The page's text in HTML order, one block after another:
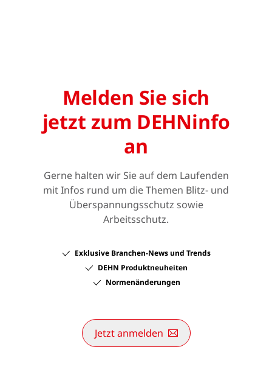
Melden Sie sich
jetzt zum DEHNinfo
an
Gerne halten wir Sie auf dem Laufenden
mit Infos rund um die Themen Blitz- und
Überspannungsschutz sowie
Arbeitsschutz.
Exklusive Branchen-News und Trends
DEHN Produktneuheiten
Normenänderungen
Jetzt anmelden